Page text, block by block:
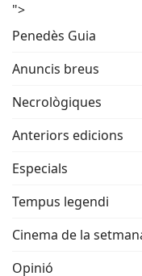
">
Penedès Guia
Anuncis breus
Necrològiques
Anteriors edicions
Especials
Tempus legendi
Cinema de la
Opinió